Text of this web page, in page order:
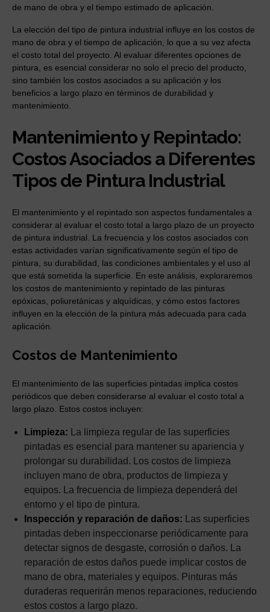
de mano de obra y el tiempo estimado de aplicación.
La elección del tipo de pintura industrial influye en los costos de
mano de obra y el tiempo de aplicación, lo que a su vez afecta
el costo total del proyecto. Al evaluar diferentes opciones de
pintura, es esencial considerar no solo el precio del producto,
sino también los costos asociados a su aplicación y los
beneficios a largo plazo en términos de durabilidad y
mantenimiento.
Mantenimiento y Repintado:
Costos Asociados a Diferentes
Tipos de Pintura Industrial
El mantenimiento y el repintado son aspectos fundamentales a
considerar al evaluar el costo total a largo plazo de un proyecto
de pintura industrial. La frecuencia y los costos asociados con
estas actividades varían significativamente según el tipo de
pintura, su durabilidad, las condiciones ambientales y el uso al
que está sometida la superficie. En este análisis, exploraremos
los costos de mantenimiento y repintado de las pinturas
epóxicas, poliuretánicas y alquídicas, y cómo estos factores
influyen en la elección de la pintura más adecuada para cada
aplicación.
Costos de Mantenimiento
El mantenimiento de las superficies pintadas implica costos
periódicos que deben considerarse al evaluar el costo total a
largo plazo. Estos costos incluyen:
Limpieza: La limpieza regular de las superficies
pintadas es esencial para mantener su apariencia y
prolongar su durabilidad. Los costos de limpieza
incluyen mano de obra, productos de limpieza y
equipos. La frecuencia de limpieza dependerá del
entorno y el tipo de pintura.
Inspección y reparación de daños: Las superficies
pintadas deben inspeccionarse periódicamente para
detectar signos de desgaste, corrosión o daños. La
reparación de estos daños puede implicar costos de
mano de obra, materiales y equipos. Pinturas más
duraderas requerirán menos reparaciones, reduciendo
estos costos a largo plazo.